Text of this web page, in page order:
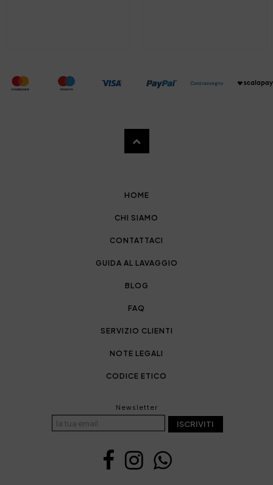
HOME
CHI SIAMO
CONTATTACI
GUIDA AL LAVAGGIO
BLOG
FAQ
SERVIZIO CLIENTI
NOTE LEGALI
CODICE ETICO
Newsletter
ISCRIVITI